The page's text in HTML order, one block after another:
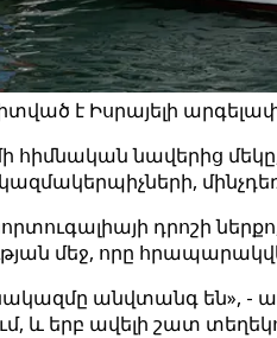
է Իսրայելի
հիմնական նավերից
դրոշի
մեջ, որը
անվտանգ են», -
և երբ ավելի շատ